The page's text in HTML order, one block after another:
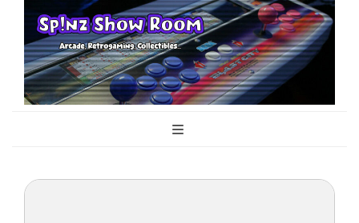
Sp!nz Show
Room